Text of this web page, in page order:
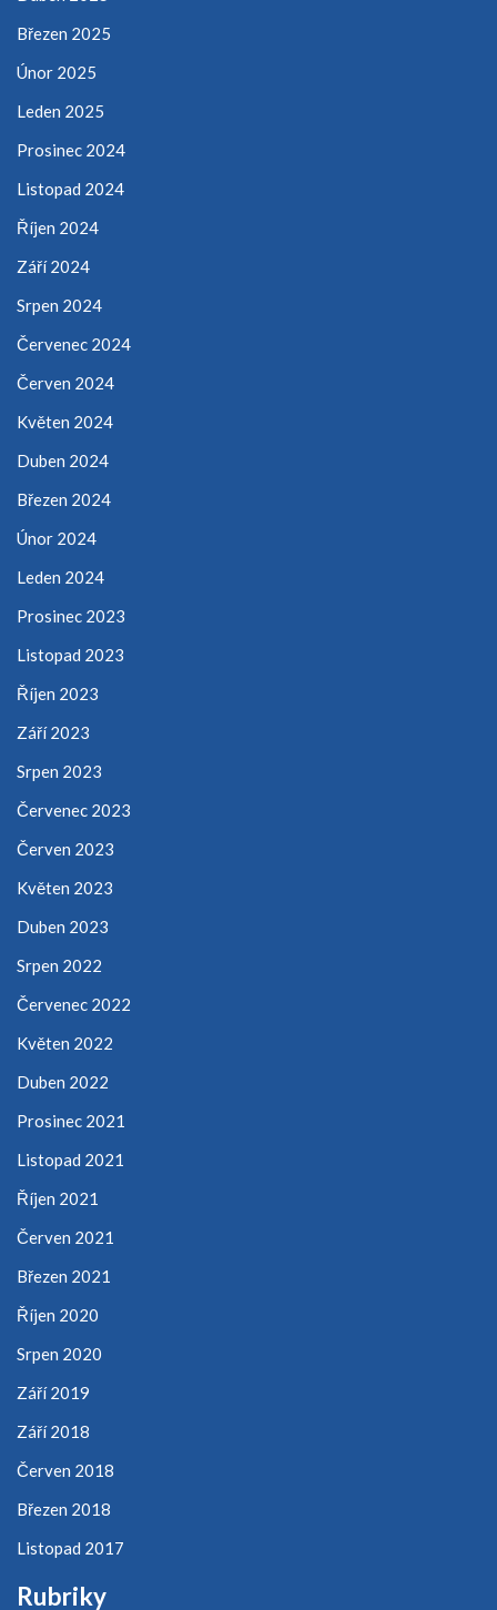
Březen 2025
Únor 2025
Leden 2025
Prosinec 2024
Listopad 2024
Říjen 2024
Září 2024
Srpen 2024
Červenec 2024
Červen 2024
Květen 2024
Duben 2024
Březen 2024
Únor 2024
Leden 2024
Prosinec 2023
Listopad 2023
Říjen 2023
Září 2023
Srpen 2023
Červenec 2023
Červen 2023
Květen 2023
Duben 2023
Srpen 2022
Červenec 2022
Květen 2022
Duben 2022
Prosinec 2021
Listopad 2021
Říjen 2021
Červen 2021
Březen 2021
Říjen 2020
Srpen 2020
Září 2019
Září 2018
Červen 2018
Březen 2018
Listopad 2017
Rubriky